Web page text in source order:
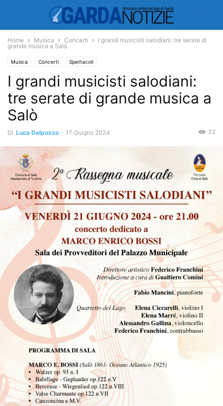
Home Musica Concerti
I grandi musicisti salodiani: tre serate di
grande musica a Salò
Musica Concerti Spettacoli
I grandi musicisti salodiani:
tre serate di grande musica a
Salò
Di Luca Delpozzo - 17 Giugno 2024 32